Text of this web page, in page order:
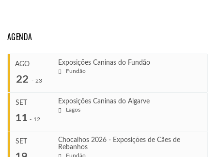
AGENDA
AGO
22 - 23
Exposições Caninas do Fundão
Fundão
SET
11 - 12
Exposições Caninas do Algarve
Lagos
SET
Chocalhos 2026 - Exposições de Cães de
Rebanhos
Fundão